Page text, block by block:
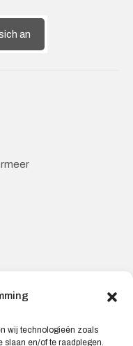
wij technologieën zoals
slaan en/of te raadplegen.
an